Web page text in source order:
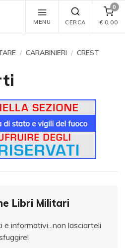
MENU CERCA
0
€ 0,00
CARABINIERI
CREST
Libri Militari
informativi...non lasciarteli